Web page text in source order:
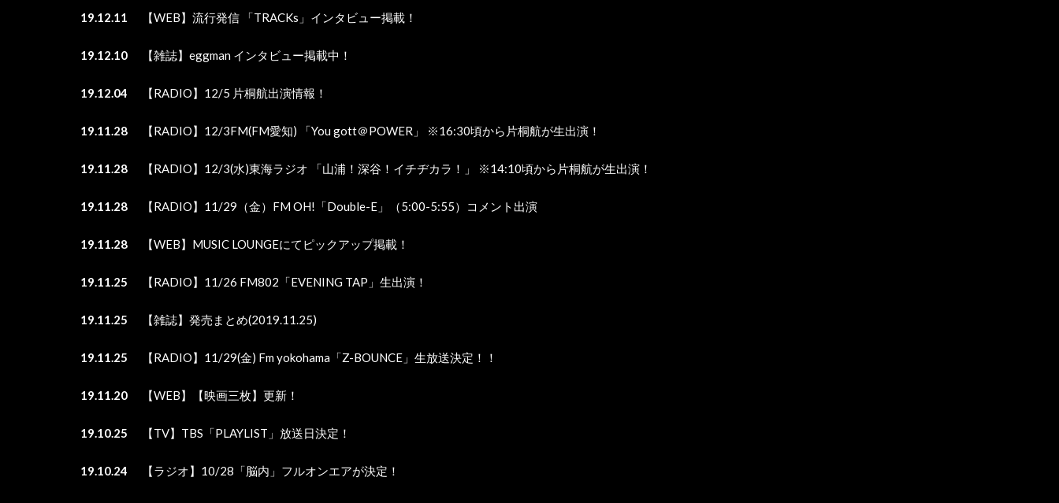
19.12.11 【WEB】流行発信 「TRACKs」インタビュー掲載！
19.12.10 【雑誌】eggman インタビュー掲載中！
19.12.04 【RADIO】12/5 片桐航出演情報！
19.11.28 【RADIO】12/3FM(FM愛知) 「You gott＠POWER」 ※16:30頃から片桐航が生出演！
19.11.28 【RADIO】12/3(水)東海ラジオ 「山浦！深谷！イチヂカラ！」 ※14:10頃から片桐航が生出演！
19.11.28 【RADIO】11/29（金）FM OH!「Double-E」（5:00-5:55）コメント出演
19.11.28 【WEB】MUSIC LOUNGEにてピックアップ掲載！
19.11.25 【RADIO】11/26 FM802「EVENING TAP」生出演！
19.11.25 【雑誌】発売まとめ(2019.11.25)
19.11.25 【RADIO】11/29(金) Fm yokohama「Z-BOUNCE」生放送決定！！
19.11.20 【WEB】【映画三枚】更新！
19.10.25 【TV】TBS「PLAYLIST」放送日決定！
19.10.24 【ラジオ】10/28「脳内」フルオンエアが決定！